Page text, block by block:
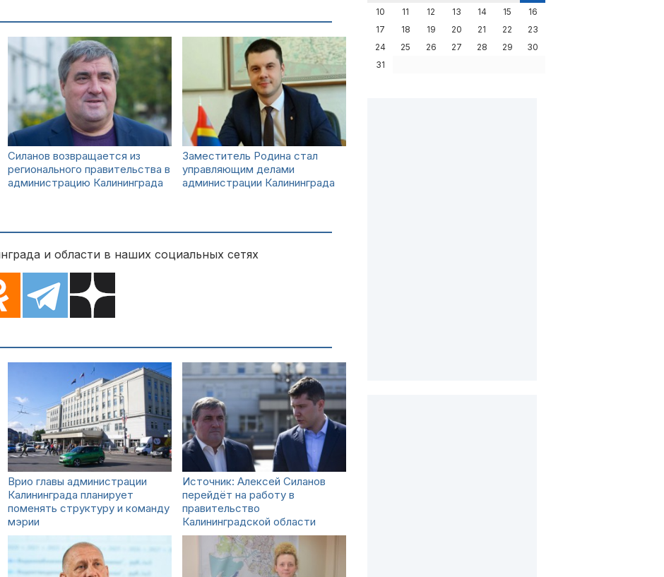
Силанов возвращается из
регионального правительства в
администрацию Калининграда
Заместитель Родина стал
управляющим делами
администрации Калининграда
и области в наших социальных сетях
Врио главы администрации
Калининграда планирует
поменять структуру и команду
мэрии
Источник: Алексей Силанов
перейдёт на работу в
правительство
Калининградской области
10
11 12 13 14 15
16
17
18 19 20 21 22
23
24
25 26 27 28 29
30
31